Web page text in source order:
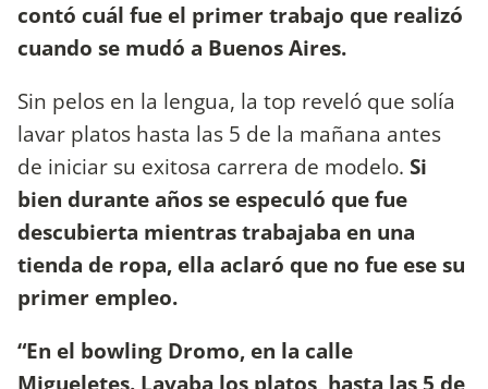
contó cuál fue el primer trabajo que realizó
cuando se mudó a Buenos Aires.
Sin pelos en la lengua, la top reveló que solía
lavar platos hasta las 5 de la mañana antes
de iniciar su exitosa carrera de modelo. Si
bien durante años se especuló que fue
descubierta mientras trabajaba en una
tienda de ropa, ella aclaró que no fue ese su
primer empleo.
“En el bowling Dromo, en la calle